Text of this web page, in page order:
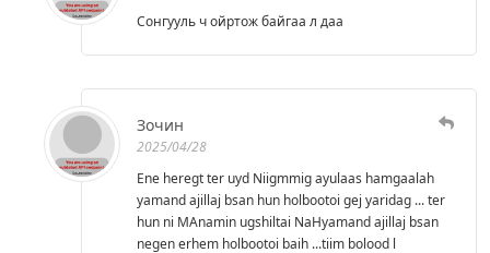
Сонгууль ч ойртож байгаа л даа
Зочин
2025/04/28
Ene heregt ter uyd Niigmmig ayulaas hamgaalah
yamand ajillaj bsan hun holbootoi gej yaridag ... ter
hun ni MAnamin ugshiltai NaHyamand ajillaj bsan
negen erhem holbootoi baih ...tiim bolood l